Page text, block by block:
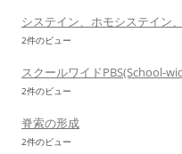
システイン、ホモシステイン
2件のビュー
スクールワイドPBS(School-
2件のビュー
脊索の形成
2件のビュー